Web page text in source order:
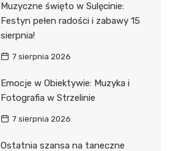
Muzyczne święto w Sulęcinie:
Festyn pełen radości i zabawy 15
sierpnia!
7 sierpnia 2026
Emocje w Obiektywie: Muzyka i
Fotografia w Strzelinie
7 sierpnia 2026
Ostatnia szansa na taneczne